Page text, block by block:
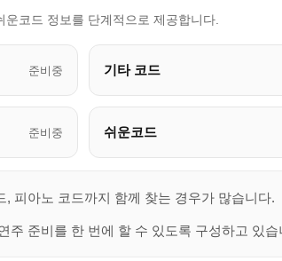
코드 정보를 단계적으로 제공합니다.
준비중 기타 코드
준비중 쉬운코드
피아노 코드까지 함께 찾는 경우가 많습니다.
주 준비를 한 번에 할 수 있도록 구성하고 있습